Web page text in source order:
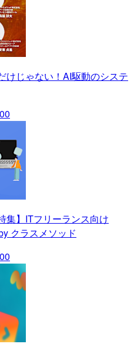
けじゃない！AI駆動のシステ
集】ITフリーランス向け
クラスメソッド